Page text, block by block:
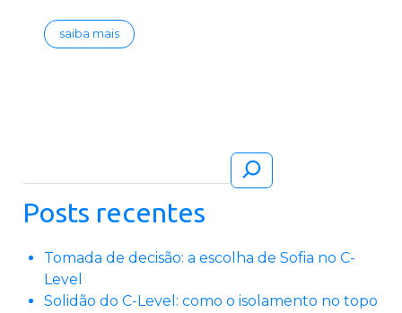
saiba mais
Posts recentes
Tomada de decisão: a escolha de Sofia no C-
Level
Solidão do C-Level: como o isolamento no topo